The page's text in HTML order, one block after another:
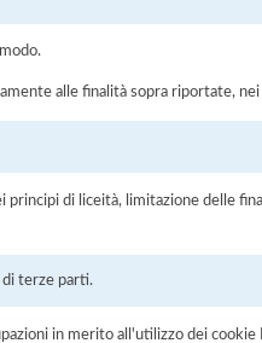
alle finalità sopra riportate,
di liceità, limitazione delle
di terze parti.
in merito all'utilizzo dei